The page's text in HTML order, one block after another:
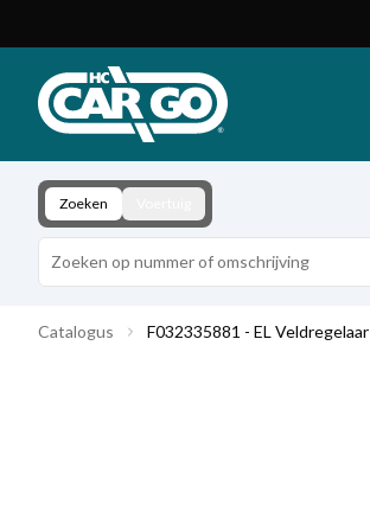
Download
Contact
Zoeken
Catalogus F032335881 - EL Veldregelaar